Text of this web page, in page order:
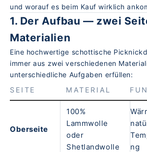
und worauf es beim Kauf wirklich
1. Der Aufbau — zwei
Materialien
Eine hochwertige schottische
immer aus zwei verschiedenen
unterschiedliche Aufgaben erfüllen:
SEITE
MATERIAL
Oberseite
100%
Lammwolle
oder
Shetlandwolle
ng